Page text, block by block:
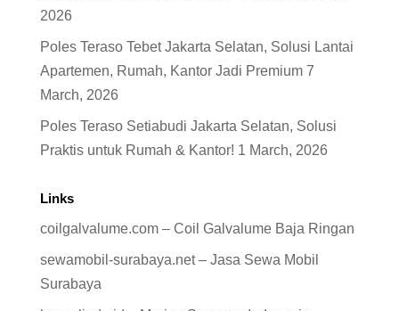
2026
Poles Teraso Tebet Jakarta Selatan, Solusi Lantai
Apartemen, Rumah, Kantor Jadi Premium 7
March, 2026
Poles Teraso Setiabudi Jakarta Selatan, Solusi
Praktis untuk Rumah & Kantor! 1 March, 2026
Links
coilgalvalume.com – Coil Galvalume Baja Ringan
sewamobil-surabaya.net – Jasa Sewa Mobil
Surabaya